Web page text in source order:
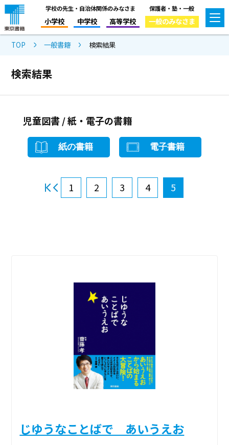
学校の先生・自治体関係のみなさま
小学校 中学校 高等学校
保護者・塾・一般
一般のみなさま
TOP 一般書籍 検索結果
検索結果
児童図書 / 紙・電子の書籍
紙の書籍 電子書籍
1 2 3 4 5
じゆうなことばで あいうえお